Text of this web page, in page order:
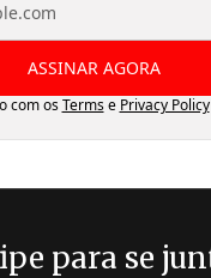
ASSINAR AGORA
com osTermse Privacy Policy
para se